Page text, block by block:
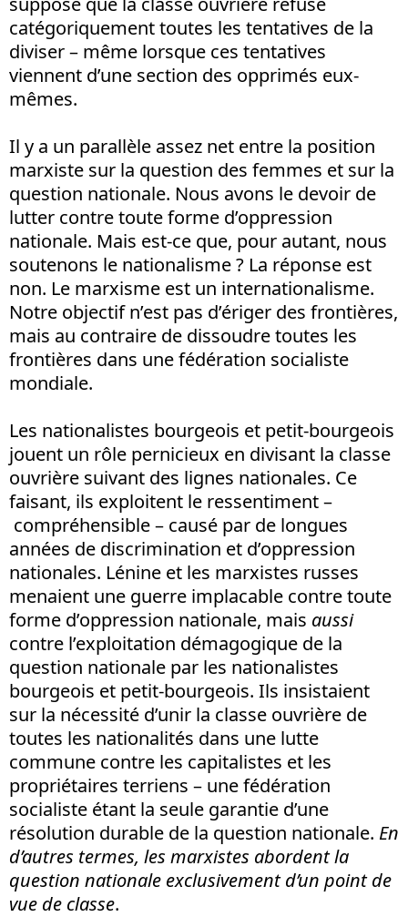
catégoriquement toutes les tentatives de la
diviser – même lorsque ces tentatives
viennent d’une section des opprimés eux-
mêmes.
Il y a un parallèle assez net entre la position
marxiste sur la question des femmes et sur la
question nationale. Nous avons le devoir de
lutter contre toute forme d’oppression
nationale. Mais est-ce que, pour autant, nous
soutenons le nationalisme ? La réponse est
non. Le marxisme est un internationalisme.
Notre objectif n’est pas d’ériger des frontières,
mais au contraire de dissoudre toutes les
frontières dans une fédération socialiste
mondiale.
Les nationalistes bourgeois et petit-bourgeois
jouent un rôle pernicieux en divisant la classe
ouvrière suivant des lignes nationales. Ce
faisant, ils exploitent le ressentiment –
compréhensible – causé par de longues
années de discrimination et d’oppression
nationales. Lénine et les marxistes russes
menaient une guerre implacable contre toute
forme d’oppression nationale, mais aussi
contre l’exploitation démagogique de la
question nationale par les nationalistes
bourgeois et petit-bourgeois. Ils insistaient
sur la nécessité d’unir la classe ouvrière de
toutes les nationalités dans une lutte
commune contre les capitalistes et les
propriétaires terriens – une fédération
socialiste étant la seule garantie d’une
résolution durable de la question nationale. En
d’autres termes, les marxistes abordent la
question nationale exclusivement d’un point de
vue de classe.